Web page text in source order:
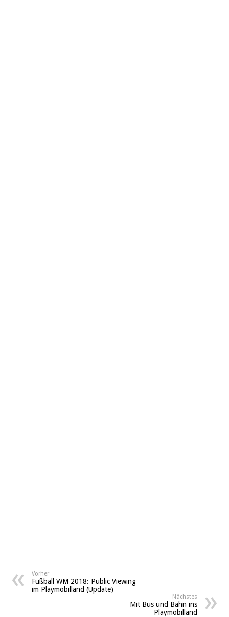
Vorher
Fußball WM 2018: Public Viewing
im Playmobilland (Update)
Nächstes
Mit Bus und Bahn ins
Playmobilland